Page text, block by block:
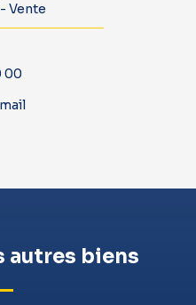
Vente
00
autres biens